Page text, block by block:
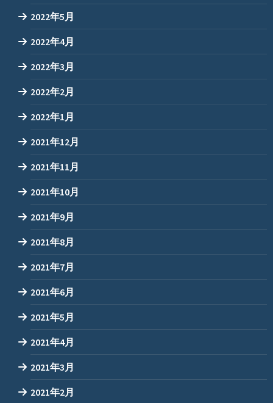
2022年5月
2022年4月
2022年3月
2022年2月
2022年1月
2021年12月
2021年11月
2021年10月
2021年9月
2021年8月
2021年7月
2021年6月
2021年5月
2021年4月
2021年3月
2021年2月